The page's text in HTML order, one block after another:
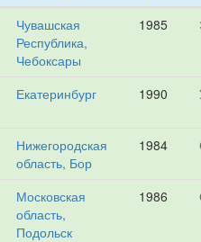
Чувашская
Республика,
Чебоксары
1985
Екатеринбург 1990
Нижегородская
область, Бор
1984
Московская
область,
Подольск
1986